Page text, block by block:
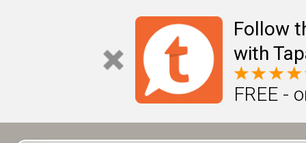
Follow
with
FREE -